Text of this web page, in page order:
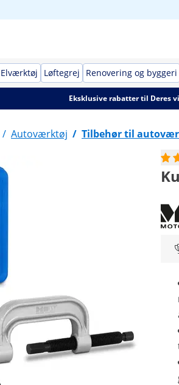
Elværktøj Løftegrej Renovering og byggeri
Eksklusive rabatter til Deres
/ Autoværktøj / Tilbehør til